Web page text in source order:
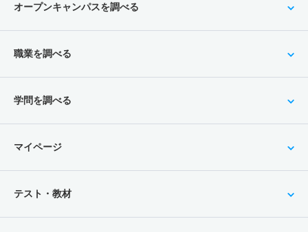
オープンキャンパスを調べる
職業を調べる
学問を調べる
マイページ
テスト・教材